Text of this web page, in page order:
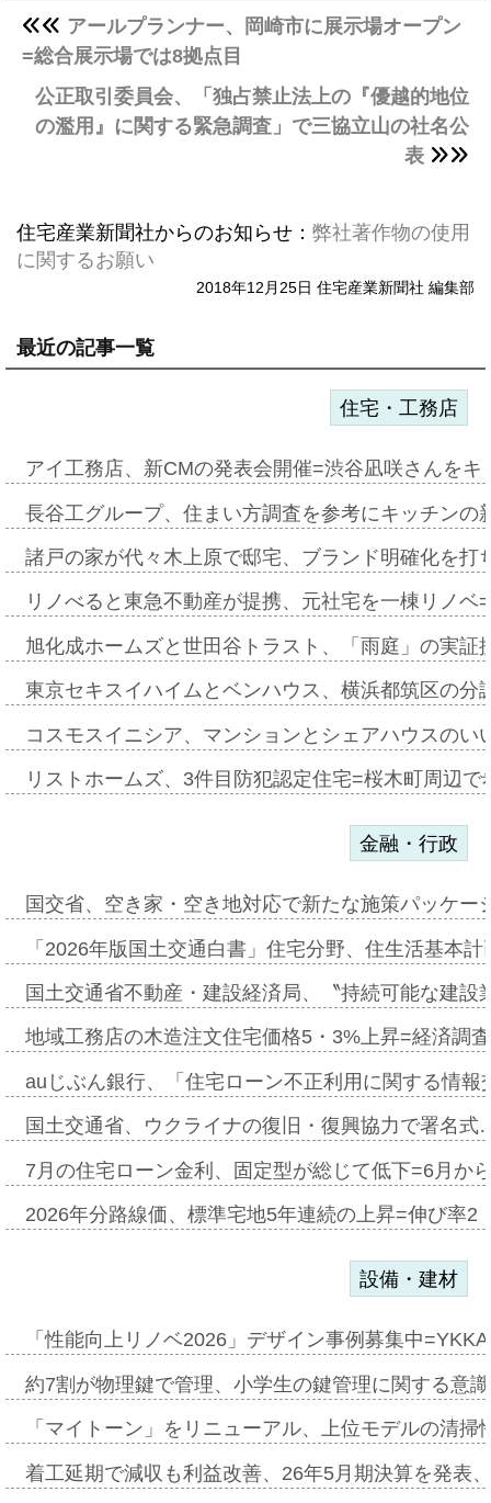
アールプランナー、岡崎市に展示場オープン
=総合展示場では8拠点目
公正取引委員会、「独占禁止法上の『優越的地位
の濫用』に関する緊急調査」で三協立山の社名公
表
住宅産業新聞社からのお知らせ： 弊社著作物の使用
に関するお願い
2018年12月25日 住宅産業新聞社 編集部
最近の記事一覧
住宅・工務店
アイ工務店、新CMの発表会開催=渋谷凪咲さんを
長谷工グループ、住まい方調査を参考にキッチン
諸戸の家が代々木上原で邸宅、ブランド明確化を
リノべると東急不動産が提携、元社宅を一棟リノ
旭化成ホームズと世田谷トラスト、「雨庭」の実
東京セキスイハイムとベンハウス、横浜都筑区の
コスモスイニシア、マンションとシェアハウスの
リストホームズ、3件目防犯認定住宅=桜木町周辺
金融・行政
国交省、空き家・空き地対応で新たな施策パッケ
「2026年版国土交通白書」住宅分野、住生活基本
国土交通省不動産・建設経済局、〝持続可能な建
地域工務店の木造注文住宅価格5・3%上昇=経済調
auじぶん銀行、「住宅ローン不正利用に関する情
国土交通省、ウクライナの復旧・復興協力で署名
7月の住宅ローン金利、固定型が総じて低下=6月か
2026年分路線価、標準宅地5年連続の上昇=伸び率
設備・建材
「性能向上リノベ2026」デザイン事例募集中
約7割が物理鍵で管理、小学生の鍵管理に関する意
「マイトーン」をリニューアル、上位モデルの清
着工延期で減収も利益改善、26年5月期決算を発表